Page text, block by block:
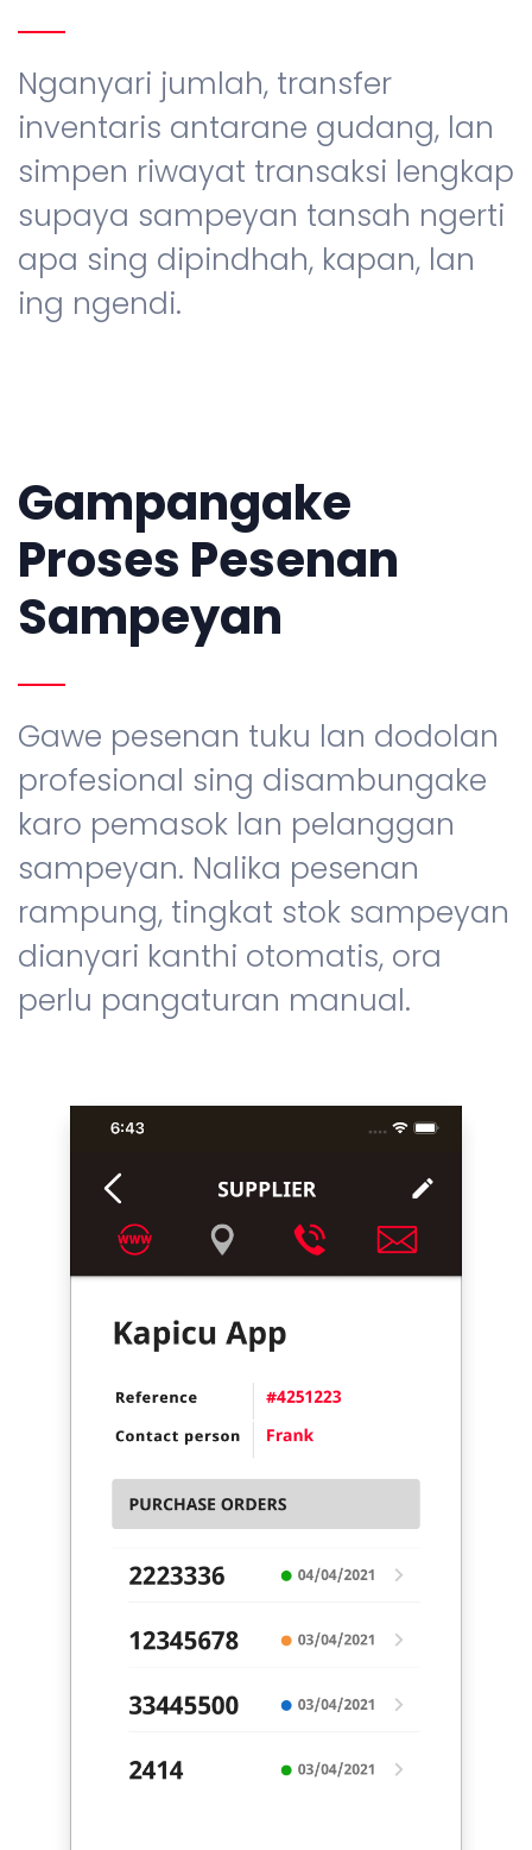
Nganyari jumlah, transfer
inventaris antarane gudang, lan
simpen riwayat transaksi lengkap
supaya sampeyan tansah ngerti
apa sing dipindhah, kapan, lan
ing ngendi.
Gampangake
Proses Pesenan
Sampeyan
Gawe pesenan tuku lan dodolan
profesional sing disambungake
karo pemasok lan pelanggan
sampeyan. Nalika pesenan
rampung, tingkat stok sampeyan
dianyari kanthi otomatis, ora
perlu pangaturan manual.